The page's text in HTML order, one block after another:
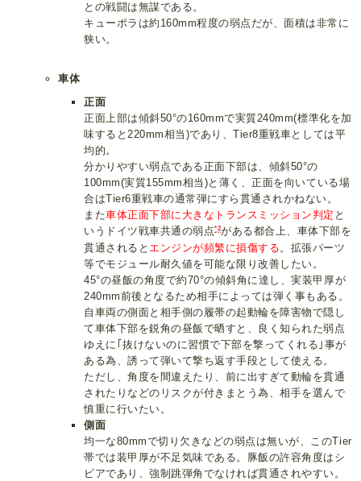
との戦闘は無謀である。
キューポラは約160mm程度の弱点だが、面積は非常に
狭い。
車体
正面
正面上部は傾斜50°の160mmで実質240mm(標準化を加
味すると220mm相当)であり、Tier8重戦車としては平
均的。
分かりやすい弱点である正面下部は、傾斜50°の
100mm(実質155mm相当)と薄く、正面を向いている場
合はTier6重戦車の通常弾にすら貫通されかねない。
また車体正面下部に大きなトランスミッション判定 と
いうドイツ戦車共通の弱点*2がある都合上、車体下部を
貫通されると エンジンが頻繁に損傷する 。拡張パーツ
等でモジュール耐久値を可能な限り改善したい。
45°の昼飯の角度で約70°の傾斜角に達し、実装甲厚が
240mm前後となるため相手によっては弾く事もある。
自車両の側面と相手側の履帯の起動輪を障害物で隠し
て車体下部を鋭角の昼飯で晒すと、良く知られた弱点
ゆえに｢抜けないのに習慣で下部を撃ってくれる｣事が
ある為、誘って弾いて撃ち返す手段として使える。
ただし、角度を間違えたり、前に出すぎて動輪を貫通
されたりなどのリスクが付きまとう為、相手を選んで
慎重に行いたい。
側面
均一な80mmで切り欠きなどの弱点は無いが、このTier
帯では装甲厚が不足気味である。豚飯の許容角度はシ
ビアであり、強制跳弾角でなければ貫通されやすい。